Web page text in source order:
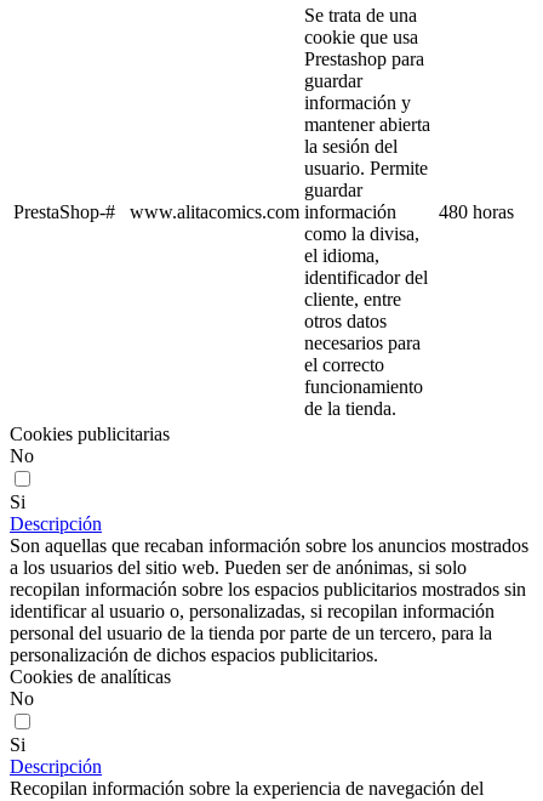
PrestaShop-# www.alitacomics.com
Se trata de una
cookie que usa
Prestashop para
guardar
información y
mantener abierta
la sesión del
usuario. Permite
guardar
información
como la divisa,
el idioma,
identificador del
cliente, entre
otros datos
necesarios para
el correcto
funcionamiento
de la tienda.
480 horas
Cookies publicitarias
No
Si
Descripción
Son aquellas que recaban información sobre los anuncios mostrados
a los usuarios del sitio web. Pueden ser de anónimas, si solo
recopilan información sobre los espacios publicitarios mostrados sin
identificar al usuario o, personalizadas, si recopilan información
personal del usuario de la tienda por parte de un tercero, para la
personalización de dichos espacios publicitarios.
Cookies de analíticas
No
Si
Descripción
Recopilan información sobre la experiencia de navegación del